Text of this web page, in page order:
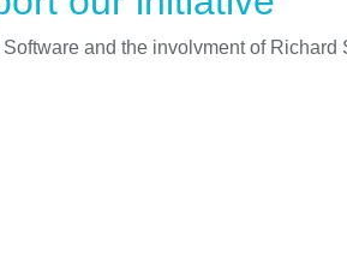
and the involvment of Richard